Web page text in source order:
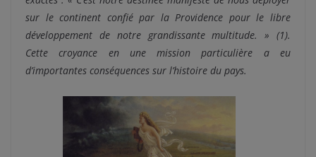
sur le continent confié par la Providence pour le libre
développement de notre grandissante multitude. » (1).
Cette croyance en une mission particulière a eu
d’importantes conséquences sur l’histoire du pays.